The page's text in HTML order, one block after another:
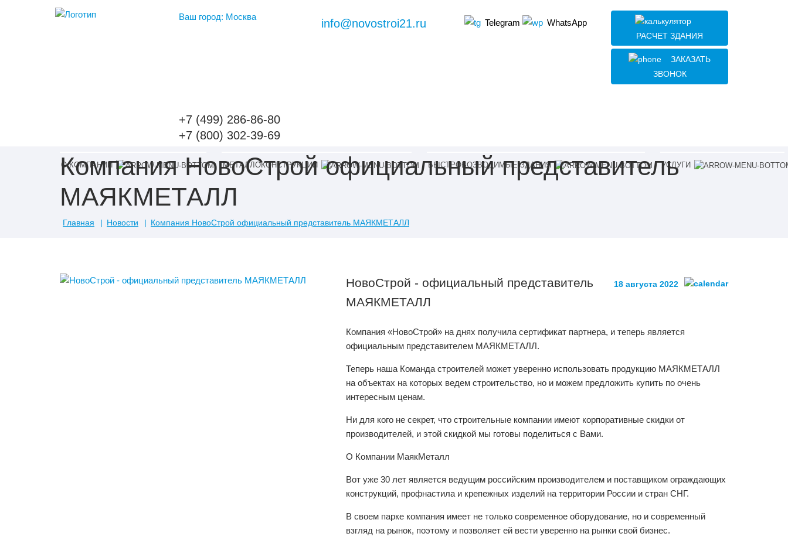
Ваш город: Москва
+7 (499) 286-86-80
+7 (800) 302-39-69
info@novostroi21.ru Telegram WhatsApp
РАСЧЕТ ЗДАНИЯ
ЗАКАЗАТЬ
ЗВОНОК
О КОМПАНИИ МЕТАЛЛОКОНСТРУКЦИИ БЫСТРОВОЗВОДИМЫЕ ЗДАНИЯ УСЛУГИ
Компания НовоСтрой официальный представитель
МАЯКМЕТАЛЛ
Главная Новости Компания НовоСтрой официальный представитель МАЯКМЕТАЛЛ
НовоСтрой - официальный представитель
МАЯКМЕТАЛЛ
18 августа 2022
Компания «НовоСтрой» на днях получила сертификат партнера, и теперь является
официальным представителем МАЯКМЕТАЛЛ.
Теперь наша Команда строителей может уверенно использовать продукцию МАЯКМЕТАЛЛ
на объектах на которых ведем строительство, но и можем предложить купить по очень
интересным ценам.
Ни для кого не секрет, что строительные компании имеют корпоративные скидки от
производителей, и этой скидкой мы готовы поделиться с Вами.
О Компании МаякМеталл
Вот уже 30 лет является ведущим российским производителем и поставщиком ограждающих
конструкций, профнастила и крепежных изделий на территории России и стран СНГ.
В своем парке компания имеет не только современное оборудование, но и современный
взгляд на рынок, поэтому и позволяет ей вести уверенно на рынки свой бизнес.